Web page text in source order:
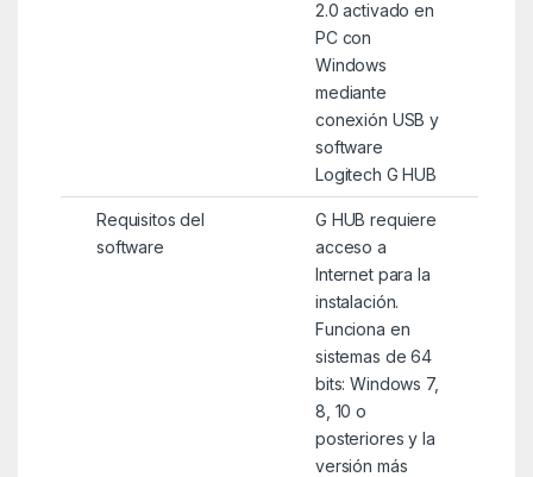
2.0 activado en
PC con
Windows
mediante
conexión USB y
software
Logitech G HUB
Requisitos del
software
G HUB requiere
acceso a
Internet para la
instalación.
Funciona en
sistemas de 64
bits: Windows 7,
8, 10 o
posteriores y la
versión más